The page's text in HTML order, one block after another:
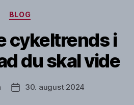
Kategorier
BLOG
cykeltrends i
du skal vide
Indlægsdato
30. august 2024